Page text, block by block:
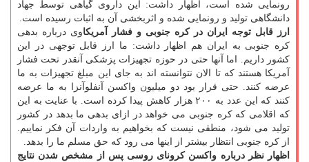
رونمایی شده است، اظهار داشت: این داروی گیاهی توسط جهاد
دانشگاهی تولید و رونمایی شده و اثربخشی آن به اثبات رسیده است.
ارز قابل توجه ایران در کره جنوبی و فشار آمریکاوی درباره بدهی
کره جنوبی به ایران هم اظهار داشت: ما ارز قابل توجهی در این
کشور داریم. اما آنها حتی در حوزه تجهیزات پزشکی آنقدر تحت فشار
آمریکا هستند که تا الان نتوانسته اند به جای این مبلغ تجهیزات به ما
عرضه کنند. حتی قرار بود دو میلیون واکسن آنفلوآنزا به ما عرضه
کنند که این عدد به ۲۰۰ هزار کاهش پیدا کرده است. با عنایت به این
که اقلامی که کره جنوبی می خواهد در ازای بدهی ما بدهد در کشور
تولید می شود، منطقی نیست که بخواهیم به واردات آن فکر نماییم.
از کره جنوبی انتظار بیشتر از اینها می رود که حق مسلم ما را بدهد.
اظهار نظر درباره واکسن کرونای روسی پس از مشخص شدن نتایج